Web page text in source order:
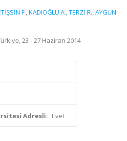
F.,KADIOĞLU A.,TERZİ R.,AYGÜN
23 - 27 Haziran 2014
Adresli: Evet